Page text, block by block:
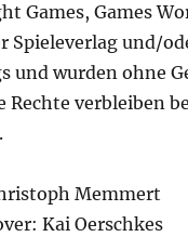
Games, Games
Spieleverlag und/
und wurden ohne
Rechte verbleiben
Memmert
Kai Oerschkes